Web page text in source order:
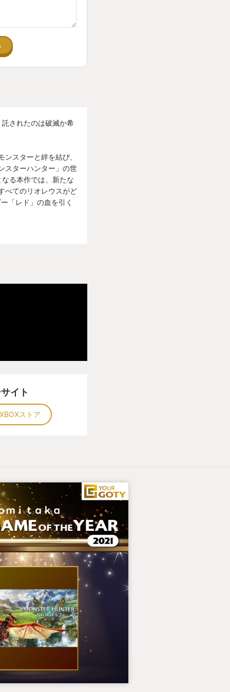
されたのは破滅か希
スターと絆を結び、
スターハンター」の世
る本作では、新たな
べてのリオレウスがど
「レド」の血を引く
イト
XBOXストア